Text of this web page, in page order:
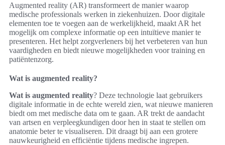
Augmented reality (AR) transformeert de manier waarop
medische professionals werken in ziekenhuizen. Door digitale
elementen toe te voegen aan de werkelijkheid, maakt AR het
mogelijk om complexe informatie op een intuïtieve manier te
presenteren. Het helpt zorgverleners bij het verbeteren van hun
vaardigheden en biedt nieuwe mogelijkheden voor training en
patiëntenzorg.
Wat is augmented reality?
Wat is augmented reality? Deze technologie laat gebruikers
digitale informatie in de echte wereld zien, wat nieuwe manieren
biedt om met medische data om te gaan. AR trekt de aandacht
van artsen en verpleegkundigen door hen in staat te stellen om
anatomie beter te visualiseren. Dit draagt bij aan een grotere
nauwkeurigheid en efficiëntie tijdens medische ingrepen.